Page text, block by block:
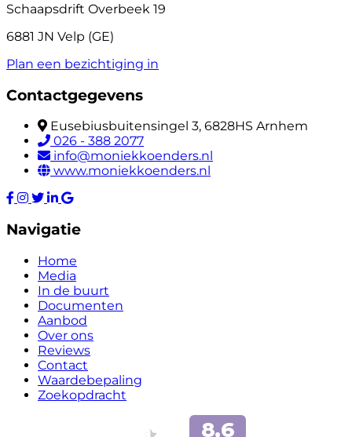
Schaapsdrift Overbeek 19
6881 JN Velp (GE)
Plan een bezichtiging in
Contactgegevens
Eusebiusbuitensingel 3, 6828HS Arnhem
026 - 388 2077
info@moniekkoenders.nl
www.moniekkoenders.nl
Navigatie
Home
Media
In de buurt
Documenten
Aanbod
Over ons
Reviews
Contact
Waardebepaling
Zoekopdracht